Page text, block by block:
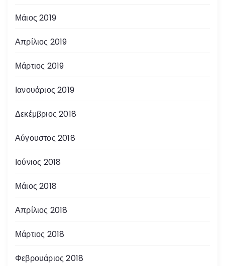
Μάιος 2019
Απρίλιος 2019
Μάρτιος 2019
Ιανουάριος 2019
Δεκέμβριος 2018
Αύγουστος 2018
Ιούνιος 2018
Μάιος 2018
Απρίλιος 2018
Μάρτιος 2018
Φεβρουάριος 2018